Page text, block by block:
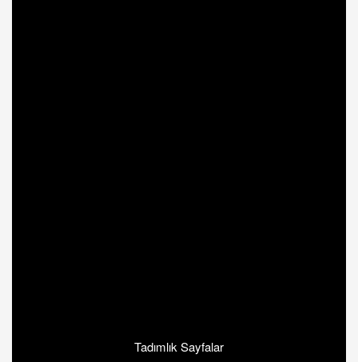
Tadımlık Sayfalar